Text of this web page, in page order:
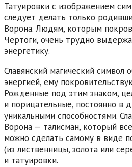
Татуировки с изображением
следует делать только
Ворона. Людям, которым
Чертоги, очень трудно
энергетику.
Славянский магический символ
энергией, ему
Рожденные под этим знаком,
и порицательные, постоянно в
уникальными способностями.
Ворона — талисман, который
можно сделать самому в виде
(из лиственницы, золота или
и татуировки.